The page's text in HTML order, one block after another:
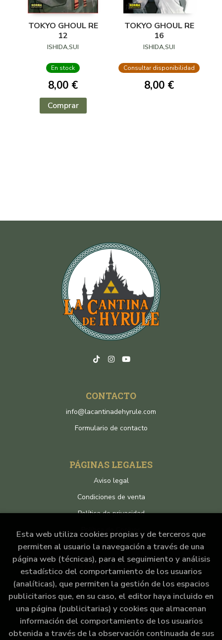
TOKYO GHOUL RE
12
ISHIDA,SUI
En stock
8,00 €
Comprar
TOKYO GHOUL RE
16
ISHIDA,SUI
Consultar disponibilidad
8,00 €
CONTACTO
info@lacantinadehyrule.com
Formulario de contacto
PÁGINAS LEGALES
Aviso legal
Condiciones de venta
Política de privacidad
Política de Cookies
ATENCIÓN AL CLIENTE
Quiénes somos
Pedidos especiales
Formulario de desistimiento
Esta web utiliza cookies propias y de terceros que
permiten al usuario la navegación a través de una
página web (técnicas), para el seguimiento y análisis
estadístico del comportamiento de los usuarios
(analíticas), que permiten la gestión de los espacios
publicitarios que, en su caso, el editor haya incluido en
una página (publicitarias) y cookies que almacenan
información del comportamiento de los usuarios
obtenida a través de la observación continuada de sus